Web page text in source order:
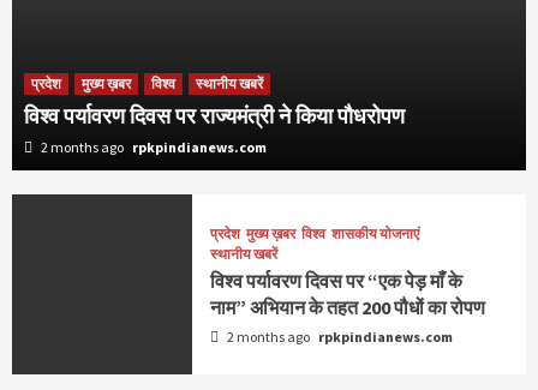
प्रदेश मुख्य ख़बर विश्व स्थानीय खबरें
विश्व पर्यावरण दिवस पर राज्यमंत्री ने किया पौधरोपण
2 months ago rpkpindianews.com
प्रदेश मुख्य ख़बर विश्व शासकीय योजनाएं
स्थानीय खबरें
विश्व पर्यावरण दिवस पर “एक पेड़ माँ के
नाम” अभियान के तहत 200 पौधों का रोपण
2 months ago rpkpindianews.com